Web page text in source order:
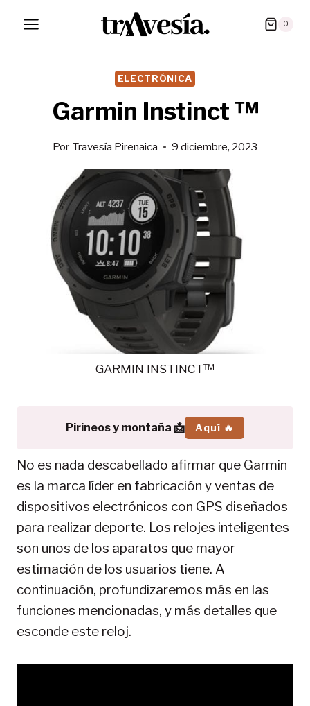
0
ELECTRÓNICA
Garmin Instinct ™
Por Travesía Pirenaica 9 diciembre, 2023
GARMIN INSTINCT™
Pirineos y montaña 📩 Aquí 🔥
No es nada descabellado afirmar que Garmin
es la marca líder en fabricación y ventas de
dispositivos electrónicos con GPS diseñados
para realizar deporte. Los relojes inteligentes
son unos de los aparatos que mayor
estimación de los usuarios tiene. A
continuación, profundizaremos más en las
funciones mencionadas, y más detalles que
esconde este reloj.